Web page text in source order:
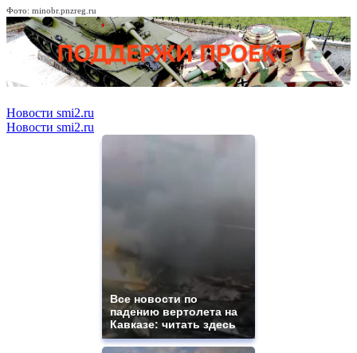
Фото: minobr.pnzreg.ru
Новости smi2.ru
Новости smi2.ru
Все новости по
падению вертолета на
Кавказе: читать здесь